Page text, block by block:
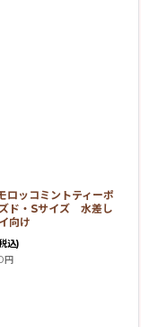
ロッコミントティーポ
ズド・Sサイズ 水差し
向け
込)
円